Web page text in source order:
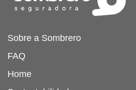
Sobre a Sombrero
FAQ
Home